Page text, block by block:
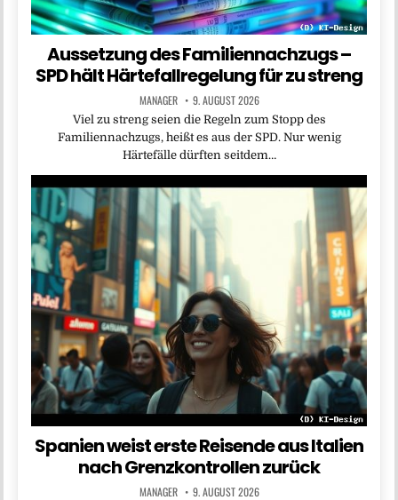
Aussetzung des Familiennachzugs –
SPD hält Härtefallregelung für zu streng
MANAGER 9. AUGUST 2026
Viel zu streng seien die Regeln zum Stopp des
Familiennachzugs, heißt es aus der SPD. Nur wenig
Härtefälle dürften seitdem…
Spanien weist erste Reisende aus Italien
nach Grenzkontrollen zurück
MANAGER 9. AUGUST 2026